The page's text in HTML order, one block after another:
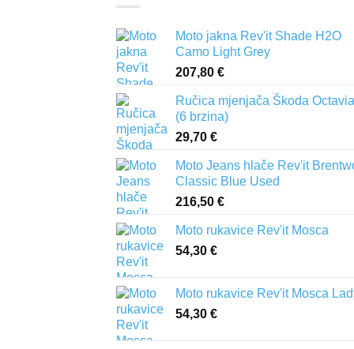
Moto jakna Rev'it Shade H2O
Camo Light Grey
207,80 €
Ručica mjenjača Škoda Octavia
(6 brzina)
29,70 €
Moto Jeans hlače Rev'it
Classic Blue Used
216,50 €
Moto rukavice Rev'it Mosca
54,30 €
Moto rukavice Rev'it Mosca
54,30 €